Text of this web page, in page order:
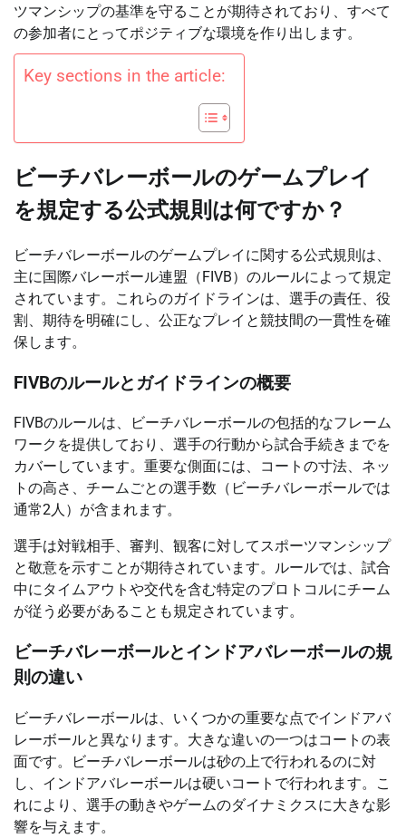
ツマンシップの基準を守ることが期待されており、すべて
の参加者にとってポジティブな環境を作り出します。
Key sections in the article:
ビーチバレーボールのゲームプレイ
を規定する公式規則は何ですか？
ビーチバレーボールのゲームプレイに関する公式規則は、
主に国際バレーボール連盟（FIVB）のルールによって規定
されています。これらのガイドラインは、選手の責任、役
割、期待を明確にし、公正なプレイと競技間の一貫性を確
保します。
FIVBのルールとガイドラインの概要
FIVBのルールは、ビーチバレーボールの包括的なフレーム
ワークを提供しており、選手の行動から試合手続きまでを
カバーしています。重要な側面には、コートの寸法、ネッ
トの高さ、チームごとの選手数（ビーチバレーボールでは
通常2人）が含まれます。
選手は対戦相手、審判、観客に対してスポーツマンシップ
と敬意を示すことが期待されています。ルールでは、試合
中にタイムアウトや交代を含む特定のプロトコルにチーム
が従う必要があることも規定されています。
ビーチバレーボールとインドアバレーボールの規
則の違い
ビーチバレーボールは、いくつかの重要な点でインドアバ
レーボールと異なります。大きな違いの一つはコートの表
面です。ビーチバレーボールは砂の上で行われるのに対
し、インドアバレーボールは硬いコートで行われます。こ
れにより、選手の動きやゲームのダイナミクスに大きな影
響を与えます。